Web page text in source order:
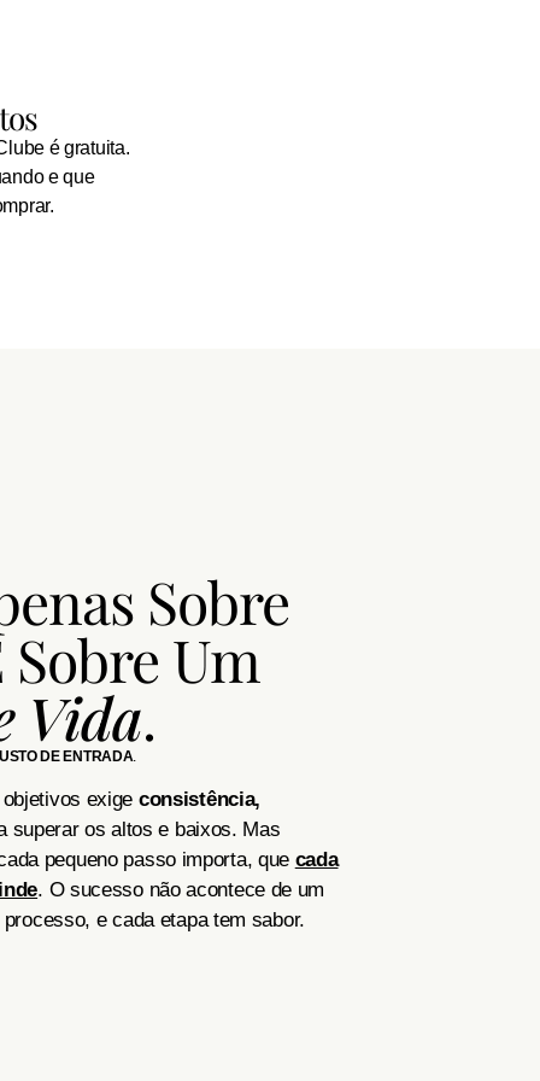
é gratuita.
e que
Sobre
Sobre Um
Vida.
DE ENTRADA.
exige consistência,
superar os altos e baixos. Mas
pequeno passo importa, que cada
. O sucesso não acontece de um
e cada etapa tem sabor.